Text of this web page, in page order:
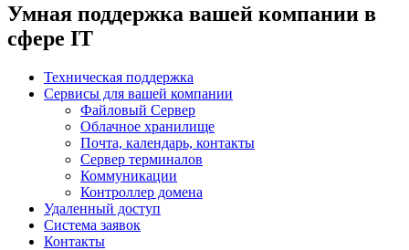
Умная поддержка вашей компании в
сфере IT
Техническая поддержка
Сервисы для вашей компании
Файловый Сервер
Облачное хранилище
Почта, календарь, контакты
Сервер терминалов
Коммуникации
Контроллер домена
Удаленный доступ
Система заявок
Контакты